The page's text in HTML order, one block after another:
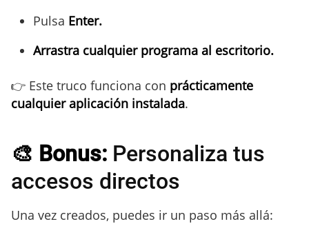
Pulsa Enter.
Arrastra cualquier programa al escritorio.
👉 Este truco funciona con prácticamente
cualquier aplicación instalada.
🎨 Bonus: Personaliza tus
accesos directos
Una vez creados, puedes ir un paso más allá: